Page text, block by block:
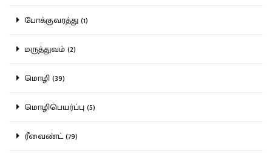
போக்குவரத்து (1)
மருத்துவம் (2)
மொழி (39)
மொழிபெயர்ப்பு (5)
ரீவைண்ட் (79)